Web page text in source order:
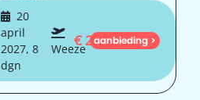
20
april
2027, 8
dgn
Weeze
€284
aanbieding >